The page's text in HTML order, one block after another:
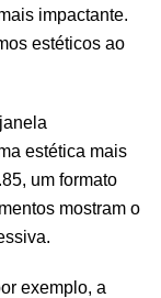
impactante.
estéticos ao
estética mais
um formato
mostram o
exemplo, a